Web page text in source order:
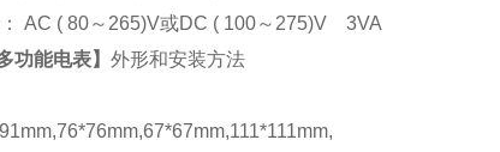
AC ( 80～265)V或DC ( 100～275)V 3VA
功能电表】外形和安装方法